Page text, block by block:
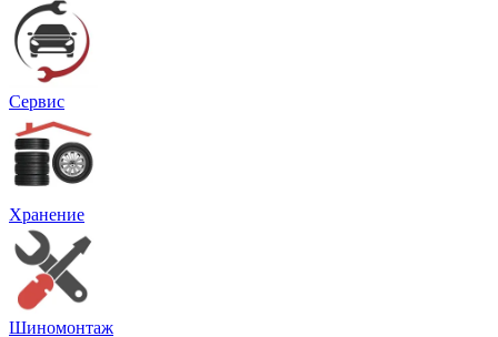
Сервис
Хранение
Шиномонтаж